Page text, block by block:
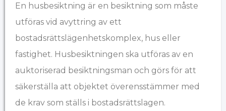
En husbesiktning är en besiktning som måste
utföras vid avyttring av ett
bostadsrättslägenhetskomplex, hus eller
fastighet. Husbesiktningen ska utföras av en
auktoriserad besiktningsman och görs för att
säkerställa att objektet överensstämmer med
de krav som ställs i bostadsrättslagen.